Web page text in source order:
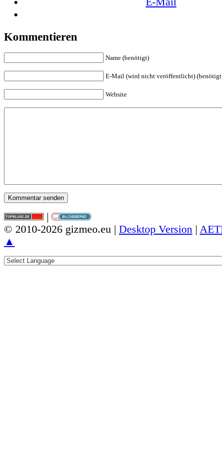
Kommentieren
Name (benötigt)
E-Mail (wird nicht veröffentlicht)
Website
|
© 2010-2026 gizmeo.eu | Desktop Version |
▲